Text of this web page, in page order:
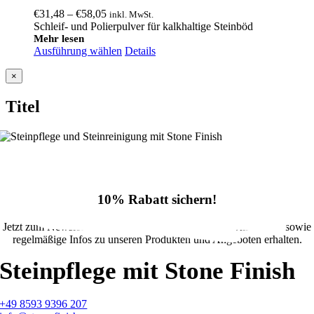
€31,48 – €58,05Preisspanne:
€31,48
€58,05
inkl. MwSt.
Schleif- und Polierpulver für kalkhaltige Steinböd
Mehr lesen
Ausführung wählen Details
Close
product
view
×
Titel
10% Rabatt sichern!
Jetzt zum Newsletter anmelden und 10% Rabatt im Onlineshop sowie
regelmäßige Infos zu unseren Produkten und Angeboten erhalten.
Steinpflege mit Stone Finish
+49 8593 9396 207